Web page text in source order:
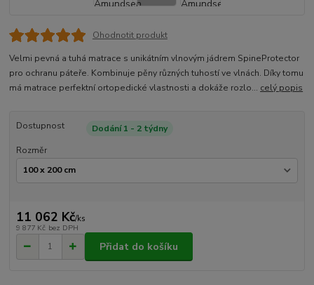
Ohodnotit produkt
Velmi pevná a tuhá matrace s unikátním vlnovým jádrem SpineProtector
pro ochranu páteře. Kombinuje pěny různých tuhostí ve vlnách. Díky tomu
má matrace perfektní ortopedické vlastnosti a dokáže rozlo... celý popis
Dostupnost
Dodání 1 - 2 týdny
Rozměr
11 062 Kč/ks
9 877 Kč bez DPH
Přidat do košíku